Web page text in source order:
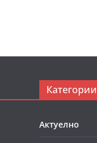
Категории
Актуелно